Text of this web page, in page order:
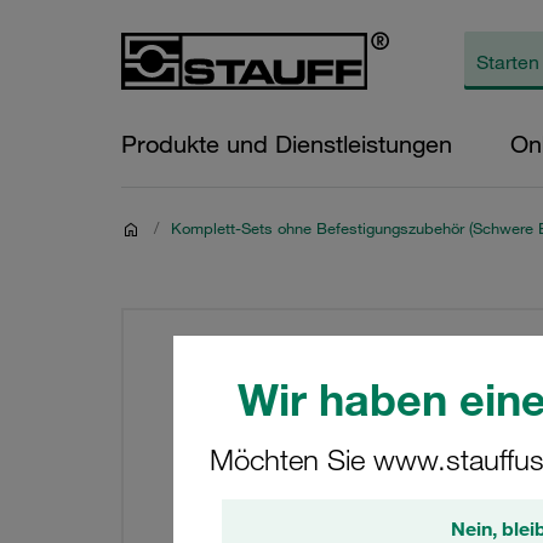
Wir haben
Möchten Sie
Nein,
Produkte und Dienstleistungen
/ Komplett-Sets ohne Befestigungszubehör (Schwere